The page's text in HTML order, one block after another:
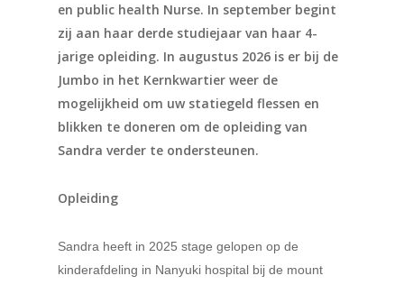
en public health Nurse. In september begint
zij aan haar derde studiejaar van haar 4-
jarige opleiding. In augustus 2026 is er bij de
Jumbo in het Kernkwartier weer de
mogelijkheid om uw statiegeld flessen en
blikken te doneren om de opleiding van
Sandra verder te ondersteunen.
Opleiding
Sandra heeft in 2025 stage gelopen op de
kinderafdeling in Nanyuki hospital bij de mount